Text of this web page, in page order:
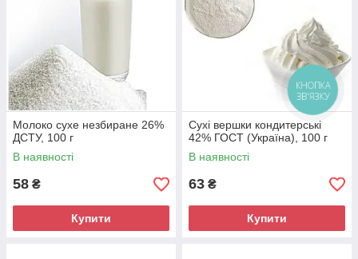
Молоко сухе незбиране 26%
ДСТУ, 100 г
В наявності
58 ₴
Купити
Сухі вершки кондитерські
42% ГОСТ (Україна), 100 г
В наявності
63 ₴
Купити
КНОПКА
ЗВ'ЯЗКУ